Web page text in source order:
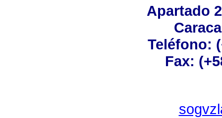
Apartado
Teléfono:
Fax: